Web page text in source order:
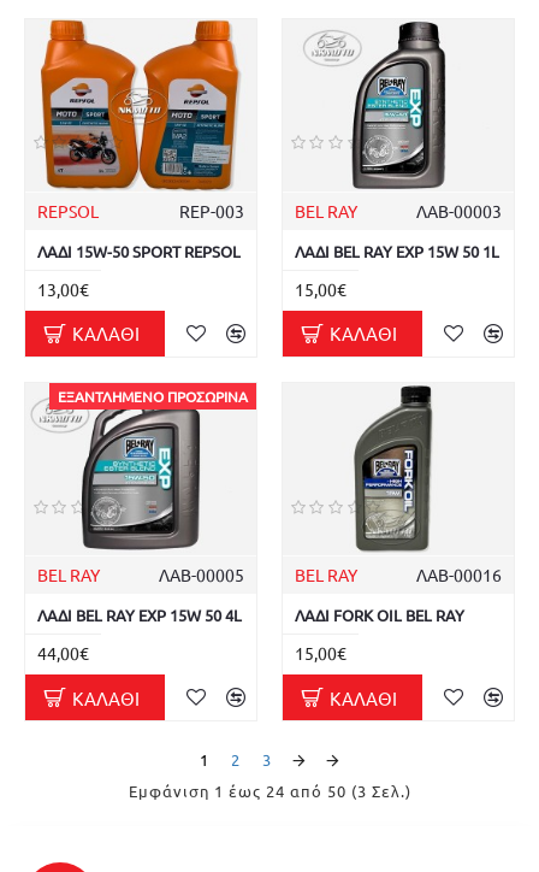
REPSOL REP-003
ΛΑΔΙ 15W-50 SPORT REPSOL
13,00€
ΚΑΛΆΘΙ
BEL RAY ΛΑΒ-00003
ΛΑΔΙ BEL RAY EXP 15W 50 1L
15,00€
ΚΑΛΆΘΙ
ΕΞΑΝΤΛΗΜΈΝΟ ΠΡΟΣΩΡΙΝΆ
BEL RAY ΛΑΒ-00005
ΛΑΔΙ BEL RAY EXP 15W 50 4L
44,00€
ΚΑΛΆΘΙ
BEL RAY ΛΑΒ-00016
ΛΑΔΙ FORK OIL BEL RAY
15,00€
ΚΑΛΆΘΙ
1 2
3
Εμφάνιση 1 έως 24 από 50 (3 Σελ.)